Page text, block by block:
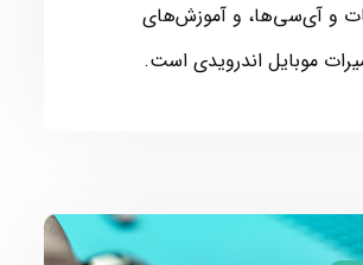
و آی‌سی‌ها، و آموزش‌های
موبایل اندرویدی است.